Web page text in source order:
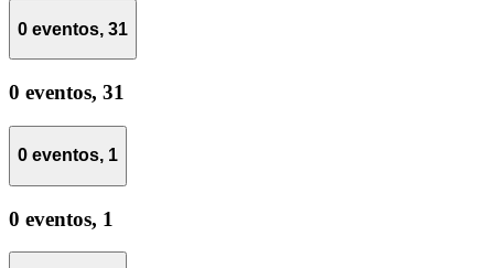
0 eventos, 31
0 eventos, 31
0 eventos, 1
0 eventos, 1